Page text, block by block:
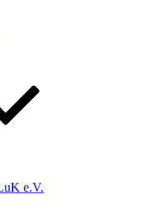
e.V.